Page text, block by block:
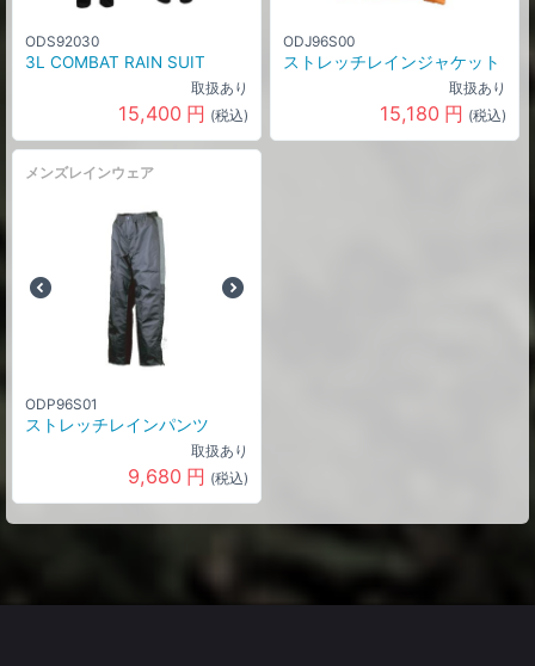
ODS92030
3L COMBAT RAIN SUIT
取扱あり
15,400 円 (税込)
ODJ96S00
ストレッチレインジャケット
取扱あり
15,180 円 (税込)
メンズレインウェア
ODP96S01
ストレッチレインパンツ
取扱あり
9,680 円 (税込)